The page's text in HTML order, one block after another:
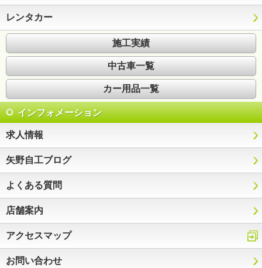
レンタカー
施工実績
中古車一覧
カー用品一覧
インフォメーション
求人情報
矢野自工ブログ
よくある質問
店舗案内
アクセスマップ
お問い合わせ